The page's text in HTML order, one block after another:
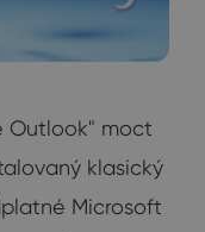
Outlook" moct
klasický
Microsoft